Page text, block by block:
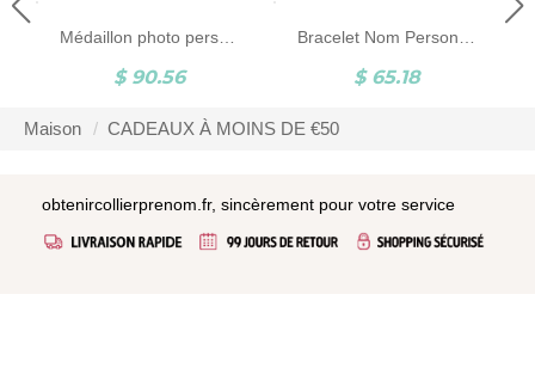
Médaillon photo personnalisé coeur
$ 90.56 $ 65.18
Maison CADEAUX À MOINS DE €50
obtenircollierprenom.fr, sincèrement pour votre service